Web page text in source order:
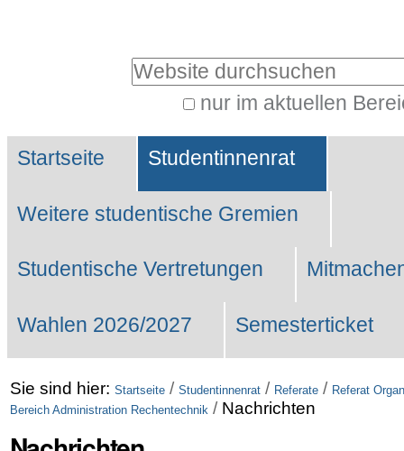
Website durchsuchen
nur im aktuellen
Suche…
Sektionen
Startseite Studentinnenrat
Weitere studentische Gremien
Studentische Vertretungen
Wahlen 2026/2027 Semesterticket
Sie sind hier: Startseite / Studentinnenrat / Referate / Referat
Bereich Administration Rechentechnik / Nachrichten